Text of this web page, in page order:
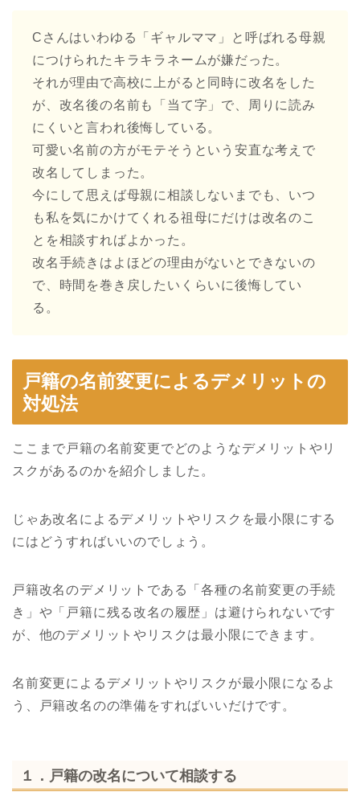
Cさんはいわゆる「ギャルママ」と呼ばれる母親
につけられたキラキラネームが嫌だった。
それが理由で高校に上がると同時に改名をした
が、改名後の名前も「当て字」で、周りに読み
にくいと言われ後悔している。
可愛い名前の方がモテそうという安直な考えで
改名してしまった。
今にして思えば母親に相談しないまでも、いつ
も私を気にかけてくれる祖母にだけは改名のこ
とを相談すればよかった。
改名手続きはよほどの理由がないとできないの
で、時間を巻き戻したいくらいに後悔してい
る。
戸籍の名前変更によるデメリットの
対処法
ここまで戸籍の名前変更でどのようなデメリットやリ
スクがあるのかを紹介しました。
じゃあ改名によるデメリットやリスクを最小限にする
にはどうすればいいのでしょう。
戸籍改名のデメリットである「各種の名前変更の手続
き」や「戸籍に残る改名の履歴」は避けられないです
が、他のデメリットやリスクは最小限にできます。
名前変更によるデメリットやリスクが最小限になるよ
う、戸籍改名のの準備をすればいいだけです。
１．戸籍の改名について相談する